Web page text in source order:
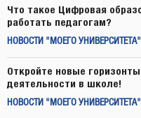
Что такое Цифровая
работать педагогам?
НОВОСТИ "МОЕГО УНИВЕРСИТЕТА"
Откройте новые
деятельности в школе!
НОВОСТИ "МОЕГО УНИВЕРСИТЕТА"